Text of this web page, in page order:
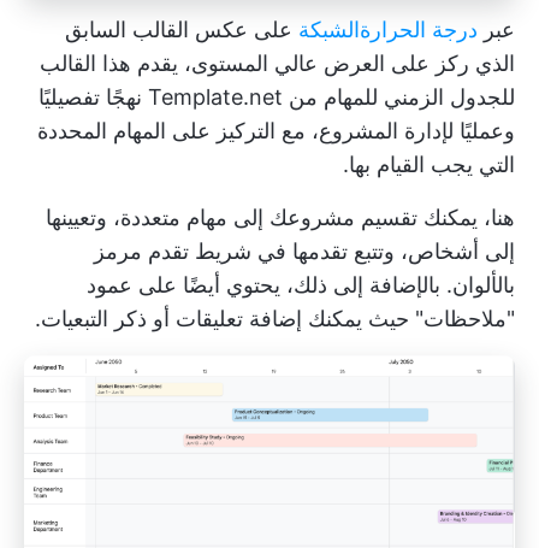
عبر درجة الحرارةالشبكة على عكس القالب السابق
الذي ركز على العرض عالي المستوى، يقدم هذا القالب
للجدول الزمني للمهام من Template.net نهجًا تفصيليًا
وعمليًا لإدارة المشروع، مع التركيز على المهام المحددة
التي يجب القيام بها.
هنا، يمكنك تقسيم مشروعك إلى مهام متعددة، وتعيينها
إلى أشخاص، وتتبع تقدمها في شريط تقدم مرمز
بالألوان. بالإضافة إلى ذلك، يحتوي أيضًا على عمود
"ملاحظات" حيث يمكنك إضافة تعليقات أو ذكر التبعيات.